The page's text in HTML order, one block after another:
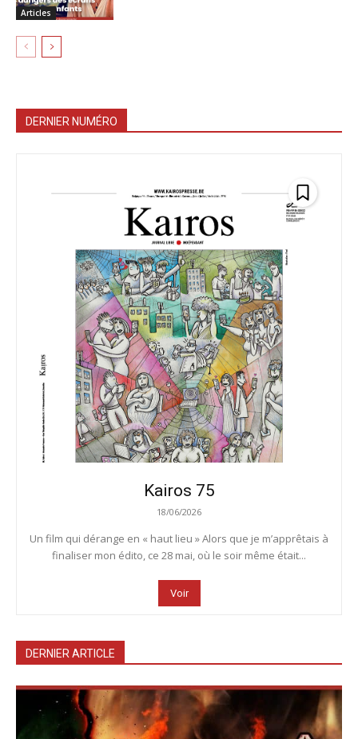
Articles
DERNIER NUMÉRO
Kairos 75
18/06/2026
Un film qui dérange en « haut lieu » Alors que je m’apprêtais à
finaliser mon édito, ce 28 mai, où le soir même était...
Voir
DERNIER ARTICLE